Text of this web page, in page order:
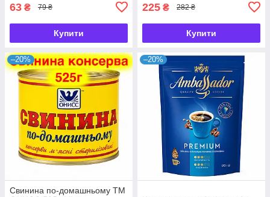
63 ₴ 79 ₴
Купити
225 ₴ 282 ₴
Купити
–20%
Свинина по-домашньому ТМ
–20%